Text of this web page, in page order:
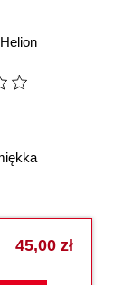
Helion
45,00 zł